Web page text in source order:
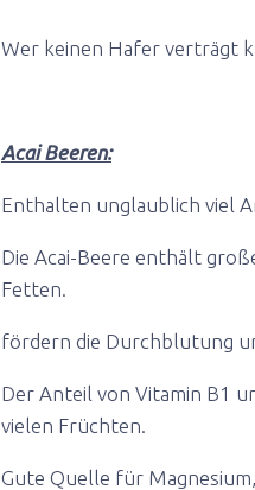
Wer keinen Hafer verträgt
Acai Beeren:
Enthalten unglaublich viel
Die Acai-Beere enthält
Fetten.
fördern die Durchblutung
Der Anteil von Vitamin B1
vielen Früchten.
Gute Quelle für